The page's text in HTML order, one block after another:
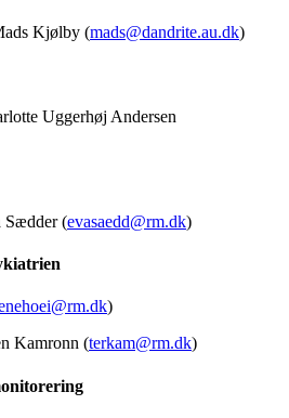
Kjølby (mads@dandrite.au.dk)
Uggerhøj Andersen
Sædder (evasaedd@rm.dk)
)
Kamronn (terkam@rm.dk)